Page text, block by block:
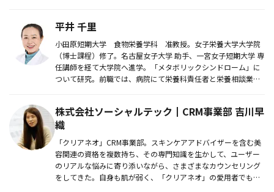
平井 千里
小田原短期大学 食物栄養学科 准教授。女子栄養大学大学院
（博士課程）修了。名古屋女子大学 助手、一宮女子短期大学 専
任講師を経て大学院へ進学。「メタボリックシンドローム」に
ついて研究。前職では、病院にて栄養科責任者と栄養相談業務
株式会社ソーシャルテック┃CRM事業部 吉川早
織
「クリアネオ」CRM事業部。スキンケアアドバイザーを含む美
容関連の資格を複数持ち、その専門知識を生かして、ユーザー
のリアルな悩みに寄り添いながら、さまざまなカウンセリング
をしてきた。自身も肌が弱く、「クリアネオ」の愛用者でもあ